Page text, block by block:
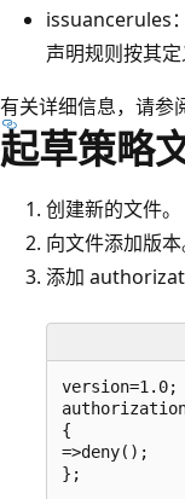
issuancerules
声明规则按其
有关详细信息，请参
起草策略
创建新的文件。
向文件添加版本
添加
version=1.0;
{
=>deny();
};